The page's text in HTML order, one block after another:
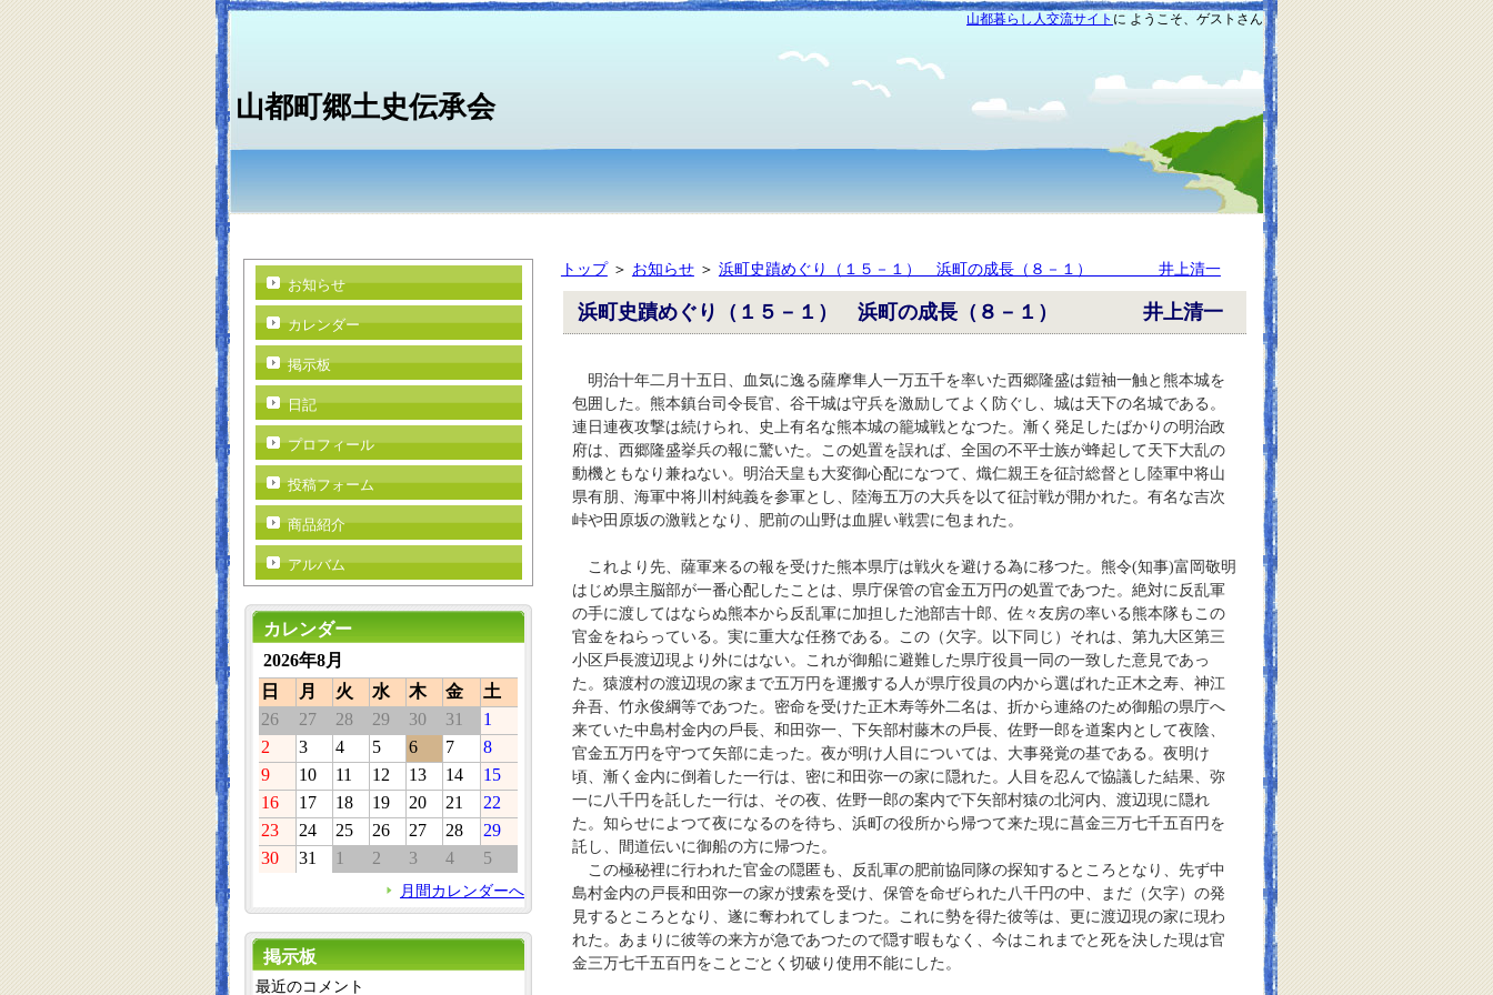
山都暮らし人交流サイト に ようこそ、ゲストさん
山都町郷土史伝承会
トップ＞ お知らせ＞ 浜町史蹟めぐり（１５－１） 浜町の成長（８－１） 井上清一
浜町史蹟めぐり（１５－１） 浜町の成長（８－１） 井上清一
明治十年二月十五日、血気に逸る薩摩隼人一万五千を率いた西郷隆盛は鎧袖一触と熊本城を
包囲した。熊本鎮台司令長官、谷干城は守兵を激励してよく防ぐし、城は天下の名城である。
連日連夜攻撃は続けられ、史上有名な熊本城の籠城戦となつた。漸く発足したばかりの明治政
府は、西郷隆盛挙兵の報に驚いた。この処置を誤れば、全国の不平士族が蜂起して天下大乱の
動機ともなり兼ねない。明治天皇も大変御心配になつて、熾仁親王を征討総督とし陸軍中将山
県有朋、海軍中将川村純義を参軍とし、陸海五万の大兵を以て征討戦が開かれた。有名な吉次
峠や田原坂の激戦となり、肥前の山野は血腥い戦雲に包まれた。
これより先、薩軍来るの報を受けた熊本県庁は戦火を避ける為に移つた。熊令(知事)富岡敬明
はじめ県主脳部が一番心配したことは、県庁保管の官金五万円の処置であつた。絶対に反乱軍
の手に渡してはならぬ熊本から反乱軍に加担した池部吉十郎、佐々友房の率いる熊本隊もこの
官金をねらっている。実に重大な任務である。この（欠字。以下同じ）それは、第九大区第三
小区戶長渡辺現より外にはない。これが御船に避難した県庁役員一同の一致した意見であっ
た。猿渡村の渡辺現の家まで五万円を運搬する人が県庁役員の内から選ばれた正木之寿、神江
弁吾、竹永俊綱等であつた。密命を受けた正木寿等外二名は、折から連絡のため御船の県庁へ
来ていた中島村金内の戶長、和田弥一、下矢部村藤木の戶長、佐野一郎を道案内として夜陰、
官金五万円を守つて矢部に走った。夜が明け人目については、大事発覚の基である。夜明け
頃、漸く金内に倒着した一行は、密に和田弥一の家に隠れた。人目を忍んで協議した結果、弥
一に八千円を託した一行は、その夜、佐野一郎の案内で下矢部村猿の北河内、渡辺現に隠れ
た。知らせによつて夜になるのを待ち、浜町の役所から帰つて来た現に菖金三万七千五百円を
託し、間道伝いに御船の方に帰つた。
この極秘裡に行われた官金の隠匿も、反乱軍の肥前協同隊の探知するところとなり、先ず中
島村金内の戸長和田弥一の家が捜索を受け、保管を命ぜられた八千円の中、まだ（欠字）の発
見するところとなり、遂に奪われてしまつた。これに勢を得た彼等は、更に渡辺現の家に現わ
れた。あまりに彼等の来方が急であつたので隠す暇もなく、今はこれまでと死を決した現は官
金三万七千五百円をことごとく切破り使用不能にした。
お知らせ
カレンダー
掲示板
日記
プロフィール
投稿フォーム
商品紹介
アルバム
カレンダー
2026年8月
日
月 火 水 木 金
土
26
27 28 29 30 31
1
2
3 4 5 6 7
8
9
10 11 12 13 14
15
16
17 18 19 20 21
22
23
24 25 26 27 28
29
30
31 1 2 3 4 5
月間カレンダーへ
掲示板
最近のコメント